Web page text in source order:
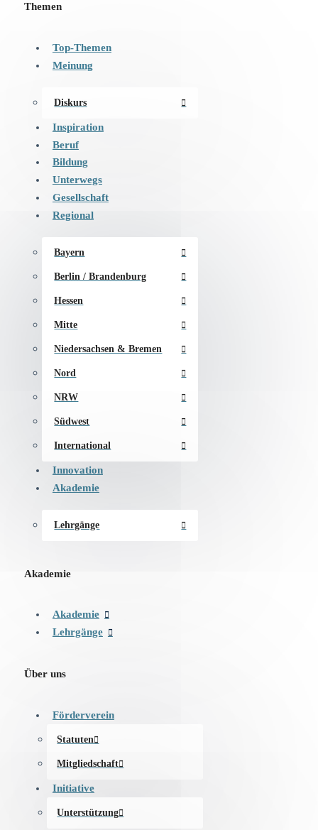
Themen
Top-Themen
Meinung
Diskurs
Inspiration
Beruf
Bildung
Unterwegs
Gesellschaft
Regional
Bayern
Berlin / Brandenburg
Hessen
Mitte
Niedersachsen & Bremen
Nord
NRW
Südwest
International
Innovation
Akademie
Lehrgänge
Akademie
Akademie
Lehrgänge
Über uns
Förderverein
Statuten
Mitgliedschaft
Initiative
Unterstützung